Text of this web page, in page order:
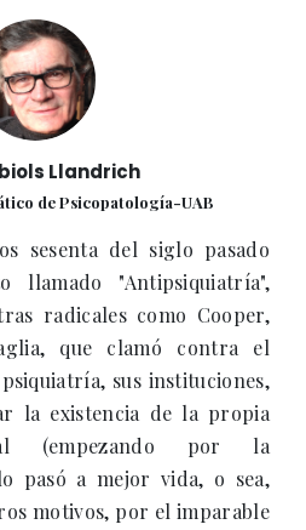
Llandrich
de Psicopatología-UAB
sesenta del siglo pasado
llamado "Antipsiquiatría",
radicales como Cooper,
que clamó contra el
sus instituciones,
la existencia de la propia
(empezando por la
pasó a mejor vida, o sea,
motivos, por el imparable